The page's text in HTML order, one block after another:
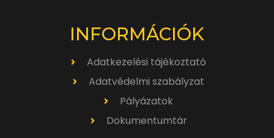
INFORMÁCIÓK
Adatkezelési tájékoztató
Adatvédelmi szabályzat
Pályázatok
Dokumentumtár